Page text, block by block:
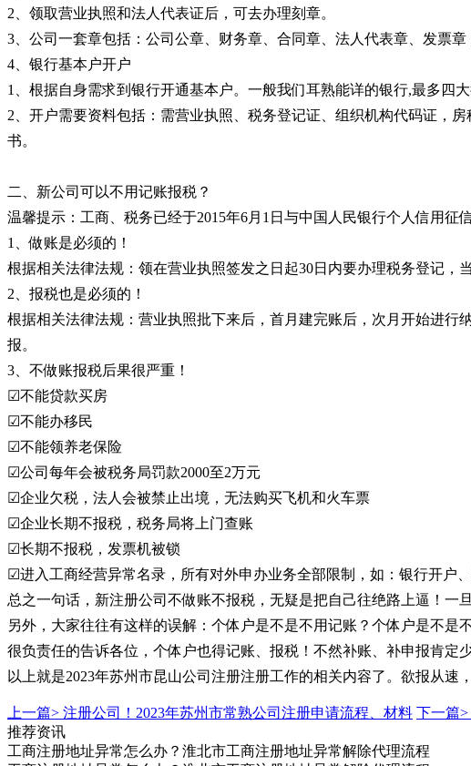
2、领取营业执照和法人代表证后，可去办理刻章。
3、公司一套章包括：公司公章、财务章、合同章、法人代表章、发票章
4、银行基本户开户
1、根据自身需求到银行开通基本户。一般我们耳熟能详的银行,最多四
2、开户需要资料包括：需营业执照、税务登记证、组织机构代码证，
书。
二、新公司可以不用记账报税？
温馨提示：工商、税务已经于2015年6月1日与中国人民银行个人信用
1、做账是必须的！
根据相关法律法规：领在营业执照签发之日起30日内要办理税务登记，
2、报税也是必须的！
根据相关法律法规：营业执照批下来后，首月建完账后，次月开始进
报。
3、不做账报税后果很严重！
☑不能贷款买房
☑不能办移民
☑不能领养老保险
☑公司每年会被税务局罚款2000至2万元
☑企业欠税，法人会被禁止出境，无法购买飞机和火车票
☑企业长期不报税，税务局将上门查账
☑长期不报税，发票机被锁
☑进入工商经营异常名录，所有对外申办业务全部限制，如：银行开户、
总之一句话，新注册公司不做账不报税，无疑是把自己往绝路上逼！一
另外，大家往往有这样的误解：个体户是不是不用记账？个体户是不是
很负责任的告诉各位，个体户也得记账、报税！不然补账、补申报肯定
以上就是2023年苏州市昆山公司注册注册工作的相关内容了。欲报从速
上一篇> 注册公司！2023年苏州市常熟公司注册申请流程、材料 下一篇>
推荐资讯
工商注册地址异常怎么办？淮北市工商注册地址异常解除代理流程